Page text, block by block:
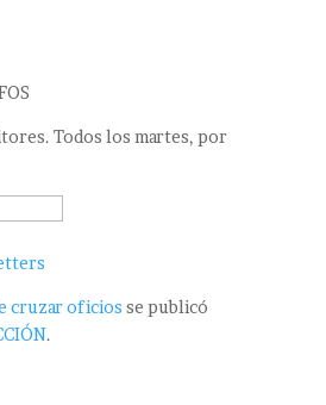
Todos los martes, por
cruzar oficios se publicó
.